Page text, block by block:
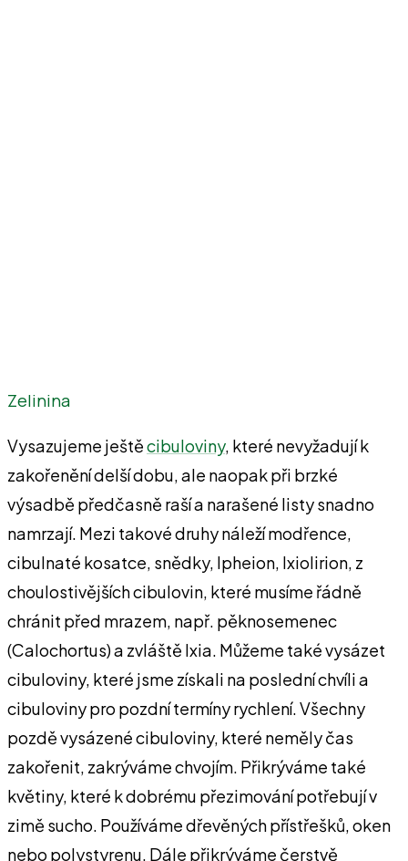
Zelinina
Vysazujeme ještěcibuloviny, které nevyžadují k
zakořenění delší dobu, ale naopak při brzké
výsadbě předčasně raší a narašené listy snadno
namrzají. Mezi takové druhy náleží modřence,
cibulnaté kosatce, snědky, Ipheion, Ixiolirion, z
choulostivějších cibulovin, které musíme řádně
chránit před mrazem, např. pěknosemenec
(Calochortus) a zvláště Ixia. Můžeme také vysázet
cibuloviny, které jsme získali na poslední chvíli a
cibuloviny pro pozdní termíny rychlení. Všechny
pozdě vysázené cibuloviny, které neměly čas
zakořenit, zakrýváme chvojím. Přikrýváme také
květiny, které k dobrému přezimování potřebují v
zimě sucho. Používáme dřevěných přístřešků, oken
nebo polystyrenu. Dále přikrýváme čerstvě